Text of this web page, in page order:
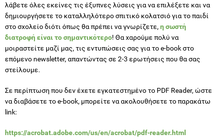
λάβετε όλες εκείνες τις έξυπνες λύσεις για να επιλέξετε και να
δημιουργήσετε το καταλληλότερο σπιτικό κολατσιό για το παιδί
στο σχολείο διότι όπως θα πρέπει να γνωρίζετε, η σωστή
διατροφή είναι το σημαντικότερο! Θα χαρούμε πολύ να
μοιραστείτε μαζί μας, τις εντυπώσεις σας για το e-book στο
επόμενο newsletter, απαντώντας σε 2-3 ερωτήσεις που θα σας
στείλουμε.
Σε περίπτωση που δεν έχετε εγκατεστημένο το PDF Reader, ώστε
να διαβάσετε το e-book, μπορείτε να ακολουθήσετε το παρακάτω
link:
https://acrobat.adobe.com/us/en/acrobat/pdf-reader.html